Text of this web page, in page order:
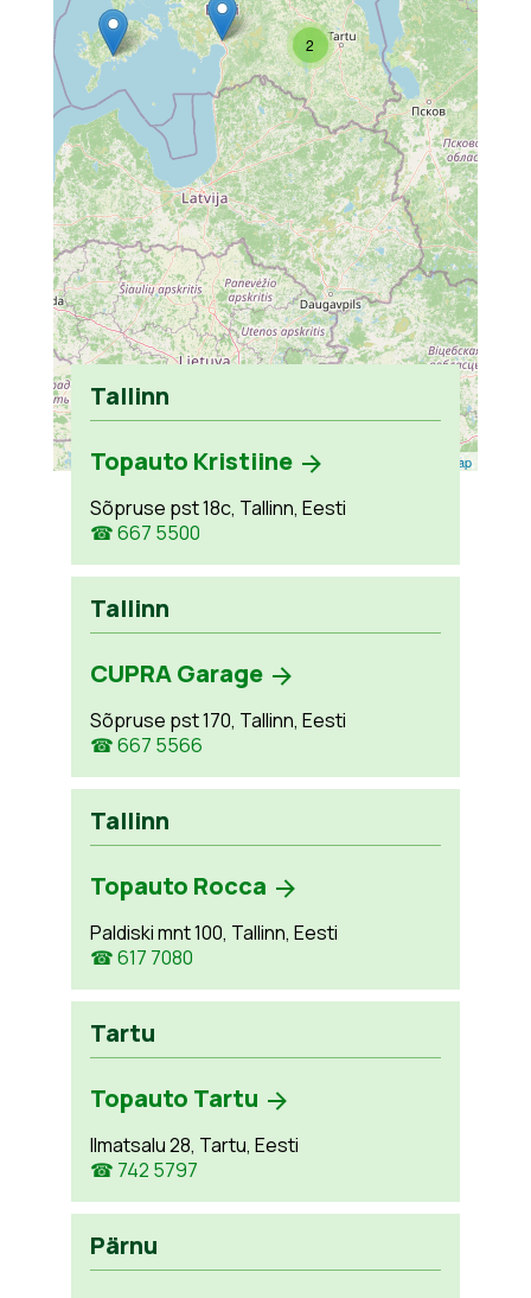
2
Leaflet OpenStreetMap
Tallinn
Topauto Kristiine
Sõpruse pst 18c, Tallinn, Eesti
☎ 667 5500
Tallinn
CUPRA Garage
Sõpruse pst 170, Tallinn, Eesti
☎ 667 5566
Tallinn
Topauto Rocca
Paldiski mnt 100, Tallinn, Eesti
☎ 617 7080
Tartu
Topauto Tartu
Ilmatsalu 28, Tartu, Eesti
☎ 742 5797
Pärnu